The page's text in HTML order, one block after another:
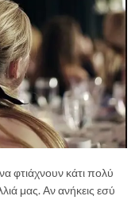
φτιάχνουν κάτι πολύ
μας. Αν ανήκεις εσύ